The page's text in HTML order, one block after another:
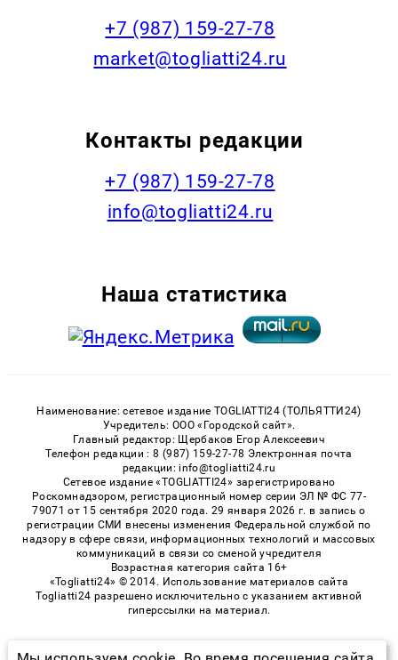
+7 (987) 159-27-78
market@togliatti24.ru
Контакты редакции
+7 (987) 159-27-78
info@togliatti24.ru
Наша статистика
Наименование: сетевое издание TOGLIATTI24 (ТОЛЬЯТТИ24)
Учредитель: ООО «Городской сайт».
Главный редактор: Щербаков Егор Алексеевич
Телефон редакции : 8 (987) 159-27-78 Электронная почта
редакции: info@togliatti24.ru
Сетевое издание «TOGLIATTI24» зарегистрировано
Роскомнадзором, регистрационный номер серии ЭЛ № ФС 77-
79071 от 15 сентября 2020 года. 29 января 2026 г. в запись о
регистрации СМИ внесены изменения Федеральной службой по
надзору в сфере связи, информационных технологий и массовых
коммуникаций в связи со сменой учредителя
Возрастная категория сайта 16+
«Togliatti24» © 2014. Использование материалов сайта
Togliatti24 разрешено исключительно с указанием активной
гиперссылки на материал.